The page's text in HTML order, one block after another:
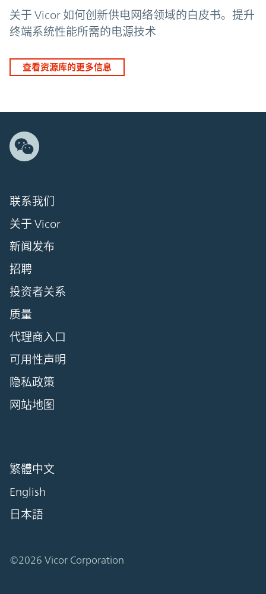
关于 Vicor 如何创新供电网络领域的白皮书。提升
终端系统性能所需的电源技术
查看资源库的更多信息
联系我们
关于 Vicor
新闻发布
招聘
投资者关系
质量
代理商入口
可用性声明
隐私政策
网站地图
繁體中文
English
日本語
©2026 Vicor Corporation